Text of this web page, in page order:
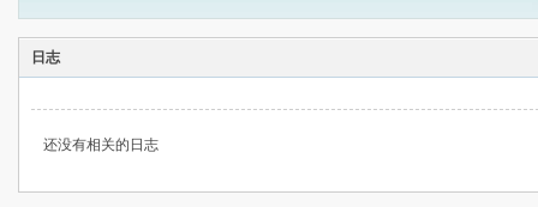
日志
还没有相关的日志